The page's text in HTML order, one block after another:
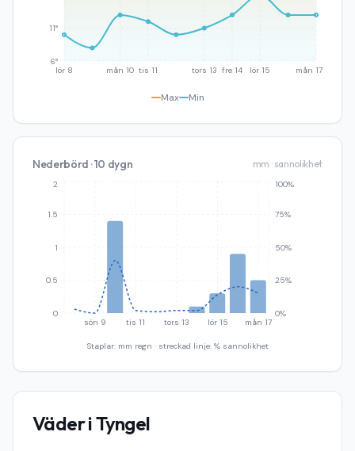
lör 8 mån 10 tis 11 tors 13 fre 14 lör 15 mån 17
6°
11°
Max Min
Nederbörd · 10 dygn mm · sannolikhet
sön 9 tis 11 tors 13 lör 15 mån 17
0
0.5
1
1.5
2
0%
25%
50%
75%
100%
Staplar: mm regn · streckad linje: % sannolikhet
Väder iTyngel